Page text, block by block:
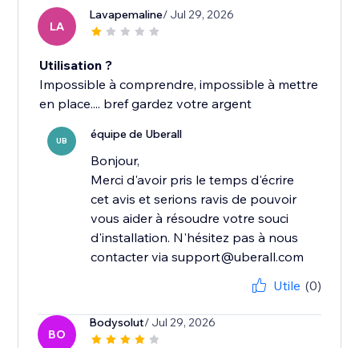
LA
Lavapemaline/ Jul 29, 2026
Utilisation ?
Impossible à comprendre, impossible à mettre
en place.... bref gardez votre argent
UB équipe de Uberall
Bonjour,
Merci d'avoir pris le temps d'écrire
cet avis et serions ravis de pouvoir
vous aider à résoudre votre souci
d'installation. N'hésitez pas à nous
contacter via support@uberall.com
Utile (0)
BO
Bodysolut/ Jul 29, 2026